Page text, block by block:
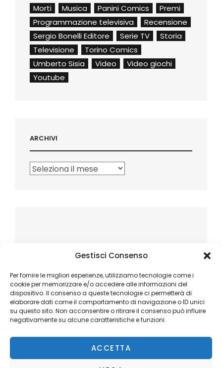
Gestisci Consenso
Per fornire le migliori esperienze, utilizziamo tecnologie come i
cookie per memorizzare e/o accedere alle informazioni del
dispositivo. Il consenso a queste tecnologie ci permetterà di
elaborare dati come il comportamento di navigazione o ID unici
su questo sito. Non acconsentire o ritirare il consenso può influire
negativamente su alcune caratteristiche e funzioni.
ACCETTA
Morti
Musica Panini Comics
Premi
Programmazione televisiva
Recensione
Sergio Bonelli Editore
Serie TV
Storia
Televisione
Torino Comics
Umberto Sisia
Video
Video giochi
Youtube
ARCHIVI
Archivi